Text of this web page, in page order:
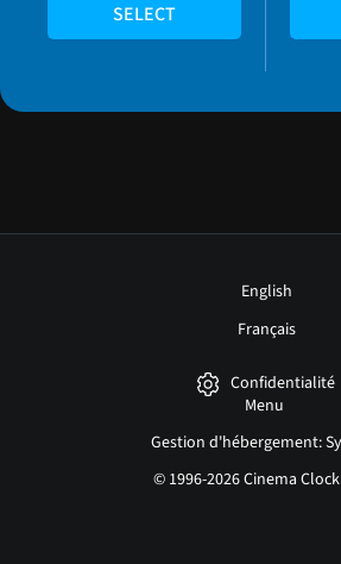
SELECT
English
Français
Confidentialité
Menu
Gestion d'hébergement:
© 1996-2026 Cinema